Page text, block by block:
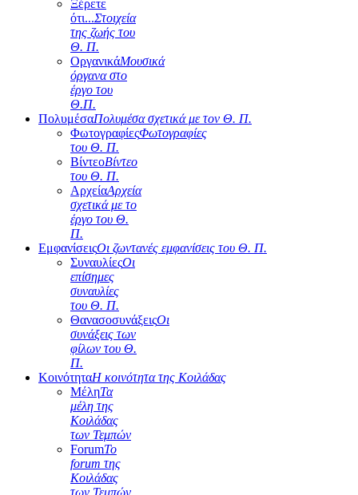
Ξέρετε
ότι...Στοιχεία
της ζωής του
Θ. Π.
ΟργανικάΜουσικά
όργανα στο
έργο του
Θ.Π.
ΠολυμέσαΠολυμέσα σχετικά με τον Θ. Π.
ΦωτογραφίεςΦωτογραφίες
του Θ. Π.
ΒίντεοΒίντεο
του Θ. Π.
ΑρχείαΑρχεία
σχετικά με το
έργο του Θ.
Π.
ΕμφανίσειςΟι ζωντανές εμφανίσεις του Θ. Π.
ΣυναυλίεςΟι
επίσημες
συναυλίες
του Θ. Π.
ΘανασοσυνάξειςΟι
συνάξεις των
φίλων του Θ.
Π.
ΚοινότηταΗ κοινότητα της Κοιλάδας
ΜέληΤα
μέλη της
Κοιλάδας
των Τεμπών
ForumΤο
forum της
Κοιλάδας